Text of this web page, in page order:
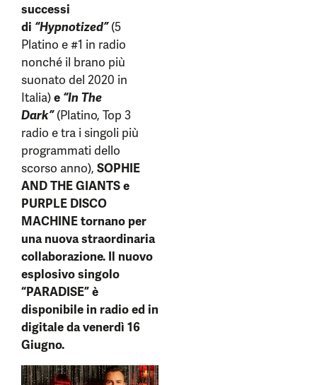
successi
di “Hypnotized”(5
Platino e #1 in radio
nonché il brano più
suonato del 2020 in
Italia)e “In The
Dark”(Platino, Top 3
radio e tra i singoli più
programmati dello
scorso anno), SOPHIE
AND THE GIANTS e
PURPLE DISCO
MACHINE tornano per
una nuova straordinaria
collaborazione. Il nuovo
esplosivo singolo
“PARADISE” è
disponibile in radio ed in
digitale da venerdì 16
Giugno.